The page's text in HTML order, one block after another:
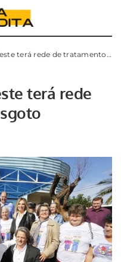
terá rede de tratamento de esgoto
terá rede